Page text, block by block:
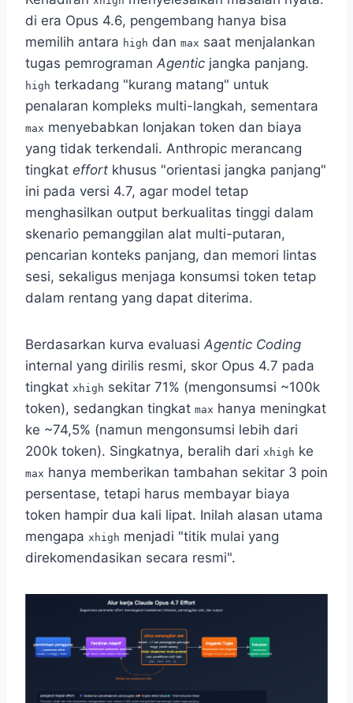
di era Opus 4.6, pengembang hanya bisa
memilih antara high dan max saat menjalankan
tugas pemrograman Agentic jangka panjang.
high terkadang "kurang matang" untuk
penalaran kompleks multi-langkah, sementara
max menyebabkan lonjakan token dan biaya
yang tidak terkendali. Anthropic merancang
tingkat effort khusus "orientasi jangka panjang"
ini pada versi 4.7, agar model tetap
menghasilkan output berkualitas tinggi dalam
skenario pemanggilan alat multi-putaran,
pencarian konteks panjang, dan memori lintas
sesi, sekaligus menjaga konsumsi token tetap
dalam rentang yang dapat diterima.
Berdasarkan kurva evaluasi Agentic Coding
internal yang dirilis resmi, skor Opus 4.7 pada
tingkat xhigh sekitar 71% (mengonsumsi ~100k
token), sedangkan tingkat max hanya meningkat
ke ~74,5% (namun mengonsumsi lebih dari
200k token). Singkatnya, beralih dari xhigh ke
max hanya memberikan tambahan sekitar 3 poin
persentase, tetapi harus membayar biaya
token hampir dua kali lipat. Inilah alasan utama
mengapa xhigh menjadi "titik mulai yang
direkomendasikan secara resmi".